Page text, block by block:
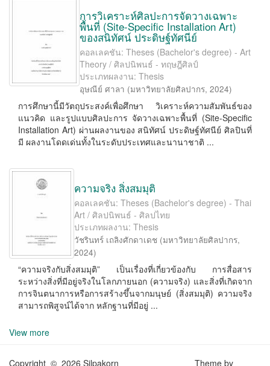
การวิเคราะห์ศิลปะการจัดวางเฉพาะ
พื้นที่ (Site-Speciﬁc Installation Art)
ของสนิทัศน์ ประดิษฐ์ทัศนีย์
คอลเลคชัน: Theses (Bachelor's degree) - Art
Theory / ศิลปนิพนธ์ - ทฤษฎีศิลป์
ประเภทผลงาน: Thesis
อุษณีย์ ศาลา (มหาวิทยาลัยศิลปากร,2024)
การศึกษานี้มีวัตถุประสงค์เพื่อศึกษา วิเคราะห์ความสัมพันธ์ของ
แนวคิด และรูปแบบศิลปะการ จัดวางเฉพาะพื้นที่ (Site-Speciﬁc
Installation Art) ผ่านผลงานของ สนิทัศน์ ประดิษฐ์ทัศนีย์ ศิลปินที่
มี ผลงานโดดเด่นทั้งในระดับประเทศและนานาชาติ ...
ความจริง สิ่งสมมุติ
คอลเลคชัน: Theses (Bachelor's degree) - Thai
Art / ศิลปนิพนธ์ - ศิลปไทย
ประเภทผลงาน: Thesis
วัชรินทร์ เถลิงศักดาเดช (มหาวิทยาลัยศิลปากร,
2024)
“ความจริงกับสิ่งสมมุติ” เป็นเรื่องที่เกี่ยวข้องกับ การสื่อสาร
ระหว่างสิ่งที่มีอยู่จริงในโลกภายนอก (ความจริง) และสิ่งที่เกิดจาก
การจินตนาการหรือการสร้างขึ้นจากมนุษย์ (สิ่งสมมุติ) ความจริง
สามารถพิสูจน์ได้จาก หลักฐานที่มีอยู่ ...
View more
Copyright © 2026 Silpakorn Theme by